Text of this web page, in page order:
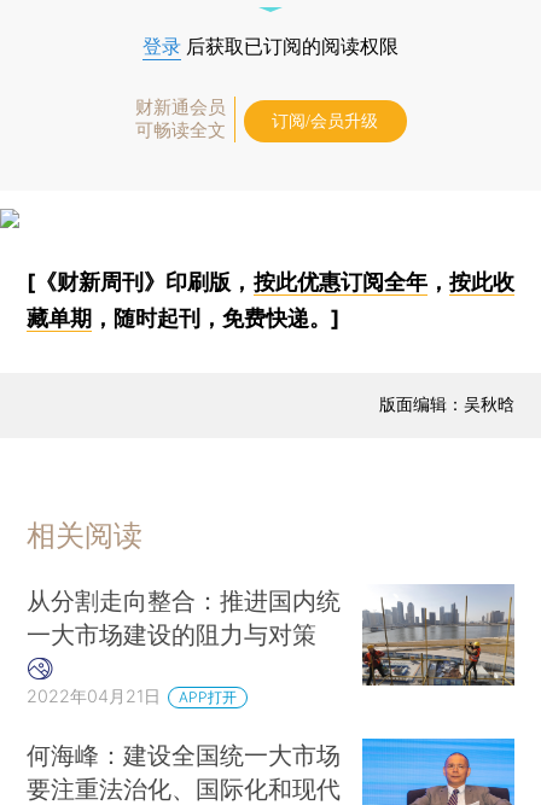
登录 后获取已订阅的阅读权限
财新通会员
可畅读全文
订阅/会员升级
[《财新周刊》印刷版， 按此优惠订阅全年， 按此收
藏单期 ，随时起刊，免费快递。]
版面编辑：吴秋晗
相关阅读
从分割走向整合：推进国内统
一大市场建设的阻力与对策
2022年04月21日 APP打开
何海峰：建设全国统一大市场
要注重法治化、国际化和现代